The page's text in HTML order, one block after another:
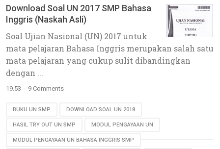
Download Soal UN 2017 SMP Bahasa
Inggris (Naskah Asli)
Soal Ujian Nasional (UN) 2017 untuk
mata pelajaran Bahasa Inggris merupakan salah satu
mata pelajaran yang cukup sulit dibandingkan
dengan ...
19.53 9 Comments
BUKU UN SMP DOWNLOAD SOAL UN 2018
HASIL TRY OUT UN SMP MODUL PENGAYAAN UN
MODUL PENGAYAAN UN BAHASA INGGRIS SMP